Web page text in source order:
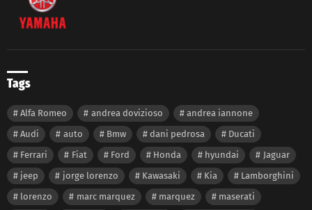
Tags
Alfa Romeo andrea dovizioso
andrea iannone
Audi
auto Bmw dani pedrosa
Ducati
Ferrari
Fiat Ford Honda hyundai
Jaguar
jeep
jorge lorenzo Kawasaki Kia
Lamborghini
lorenzo
marc marquez marquez
maserati